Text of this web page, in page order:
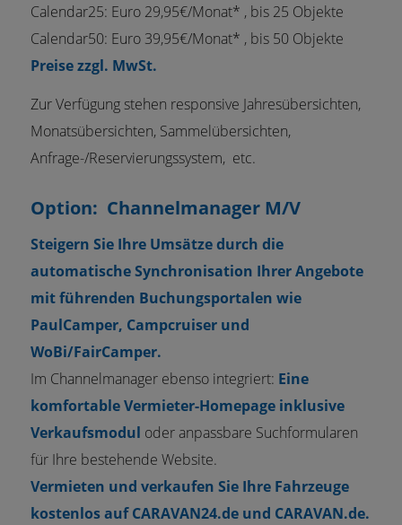
Calendar25: Euro 29,95€/Monat* , bis 25 Objekte
Calendar50: Euro 39,95€/Monat* , bis 50 Objekte
Preise zzgl. MwSt.
Zur Verfügung stehen responsive Jahresübersichten,
Monatsübersichten, Sammelübersichten,
Anfrage-/Reservierungssystem, etc.
Option: Channelmanager M/V
Steigern Sie Ihre Umsätze durch die
automatische Synchronisation Ihrer Angebote
mit führenden Buchungsportalen wie
PaulCamper, Campcruiser und
WoBi/FairCamper.
Im Channelmanager ebenso integriert: Eine
komfortable Vermieter-Homepage inklusive
Verkaufsmodul oder anpassbare Suchformularen
für Ihre bestehende Website.
Vermieten und verkaufen Sie Ihre Fahrzeuge
kostenlos auf CARAVAN24.de und CARAVAN.de.